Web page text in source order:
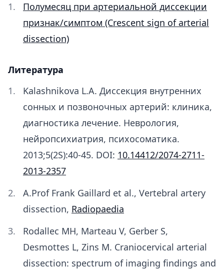
Полумесяц при артериальной диссекции
признак/симптом (Crescent sign of arterial
dissection)
Литература
Kalashnikova L.A. Диссекция внутренних
сонных и позвоночных артерий: клиника,
диагностика лечение. Неврология,
нейропсихиатрия, психосоматика.
2013;5(2S):40-45. DOI: 10.14412/2074-2711-
2013-2357
A.Prof Frank Gaillard et al., Vertebral artery
dissection, Radiopaedia
Rodallec MH, Marteau V, Gerber S,
Desmottes L, Zins M. Craniocervical arterial
dissection: spectrum of imaging findings and